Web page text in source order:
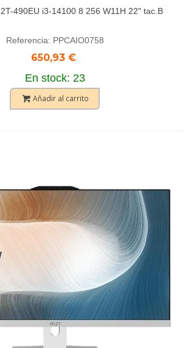
490EU i3-14100 8 256 W11H 22" tac.B
Referencia: PPCAIO0758
650,93 €
En stock: 23
Añadir al carrito